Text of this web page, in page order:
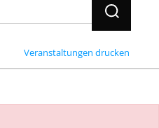
Jetzt
Veranstaltungen drucken